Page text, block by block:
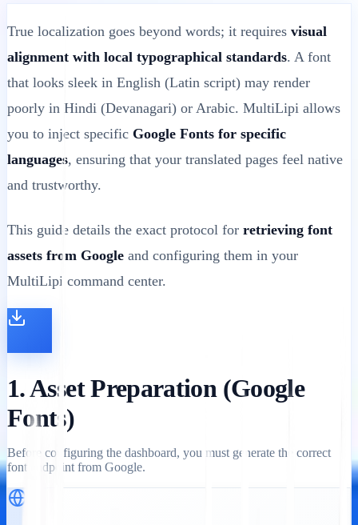
True localization goes beyond words; it requires visual
alignment with local typographical standards. A font
that looks sleek in English (Latin script) may render
poorly in Hindi (Devanagari) or Arabic. MultiLipi allows
you to inject specific Google Fonts for specific
languages, ensuring that your translated pages feel native
and trustworthy.
This guide details the exact protocol for retrieving font
assets from Google and configuring them in your
MultiLipi command center.
1. Asset Preparation (Google
Fonts)
Before configuring the dashboard, you must generate the correct
font endpoint from Google.